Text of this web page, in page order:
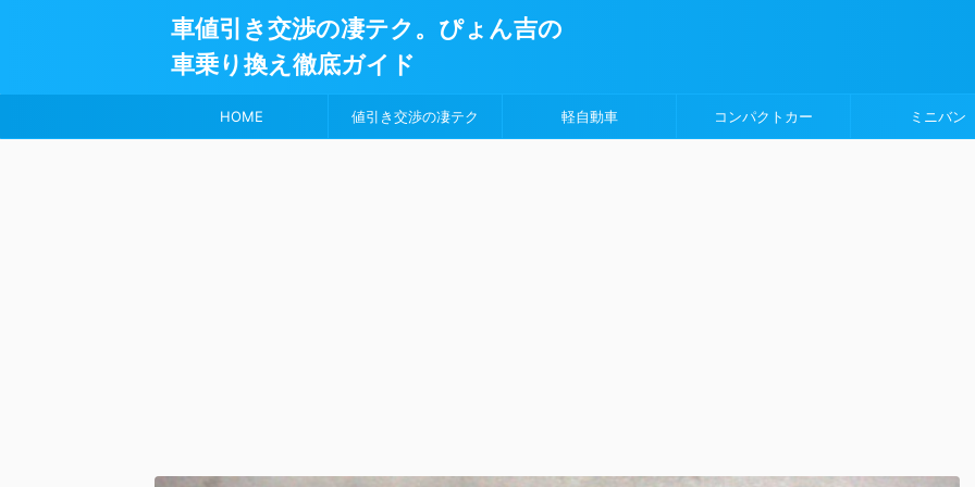
車値引き交渉の凄テク。ぴょん吉の
車乗り換え徹底ガイド
HOME 値引き交渉の凄テク 軽自動車 コンパクトカー ミニバン